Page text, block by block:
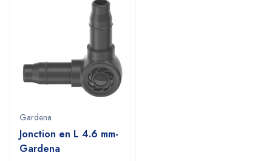
Gardena
Jonction en L 4.6 mm-
Gardena